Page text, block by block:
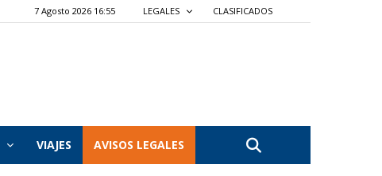
7 Agosto 2026 16:55 LEGALES CLASIFICADOS
VIAJES AVISOS LEGALES